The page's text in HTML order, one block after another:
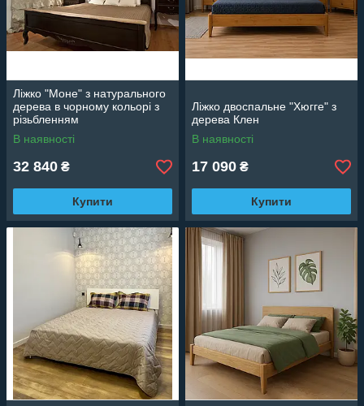
Ліжко "Моне" з натурального
дерева в чорному кольорі з
різьбленням
В наявності
32 840 ₴
Купити
Ліжко двоспальне "Хюгге" з
дерева Клен
В наявності
17 090 ₴
Купити